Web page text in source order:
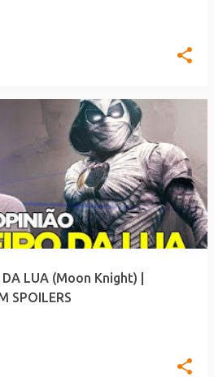
LUA (Moon Knight) |
SPOILERS